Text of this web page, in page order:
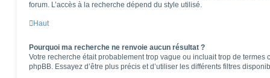
forum. L’accès à la recherche dépend du style utilisé.
Haut
Pourquoi ma recherche ne renvoie aucun résultat ?
Votre recherche était probablement trop vague ou incluait trop de termes
phpBB. Essayez d’être plus précis et d’utiliser les différents filtres